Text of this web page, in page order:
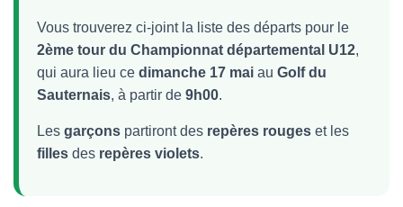
Vous trouverez ci-joint la liste des départs pour le
2ème tour du Championnat départemental U12,
qui aura lieu ce dimanche 17 mai au Golf du
Sauternais, à partir de 9h00.
Les garçons partiront des repères rouges et les
filles des repères violets.